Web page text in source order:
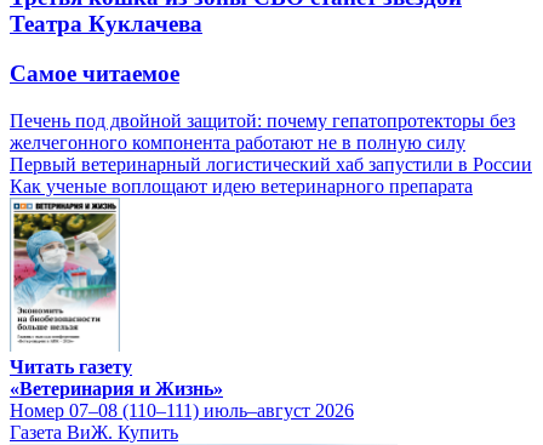
Театра Куклачева
Самое читаемое
Печень под двойной защитой: почему гепатопротекторы без
желчегонного компонента работают не в полную силу
Первый ветеринарный логистический хаб запустили в России
Как ученые воплощают идею ветеринарного препарата
Читать газету
«Ветеринария и Жизнь»
Номер 07–08 (110–111) июль–август 2026
Газета ВиЖ. Купить